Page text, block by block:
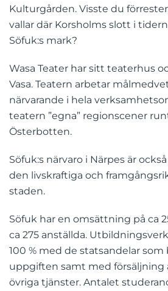
Kulturgården. Visste du
vallar där Korsholms slott i
Söfuk:s mark?
Wasa Teater har sitt teaterhus
Vasa. Teatern arbetar
närvarande i hela
teatern ”egna” regionscener
Österbotten.
Söfuk:s närvaro i Närpes är
den livskraftiga och
staden.
Söfuk har en omsättning på ca
ca 275 anställda.
100 % med de statsandelar som
uppgiften samt med försäljning
övriga tjänster. Antalet